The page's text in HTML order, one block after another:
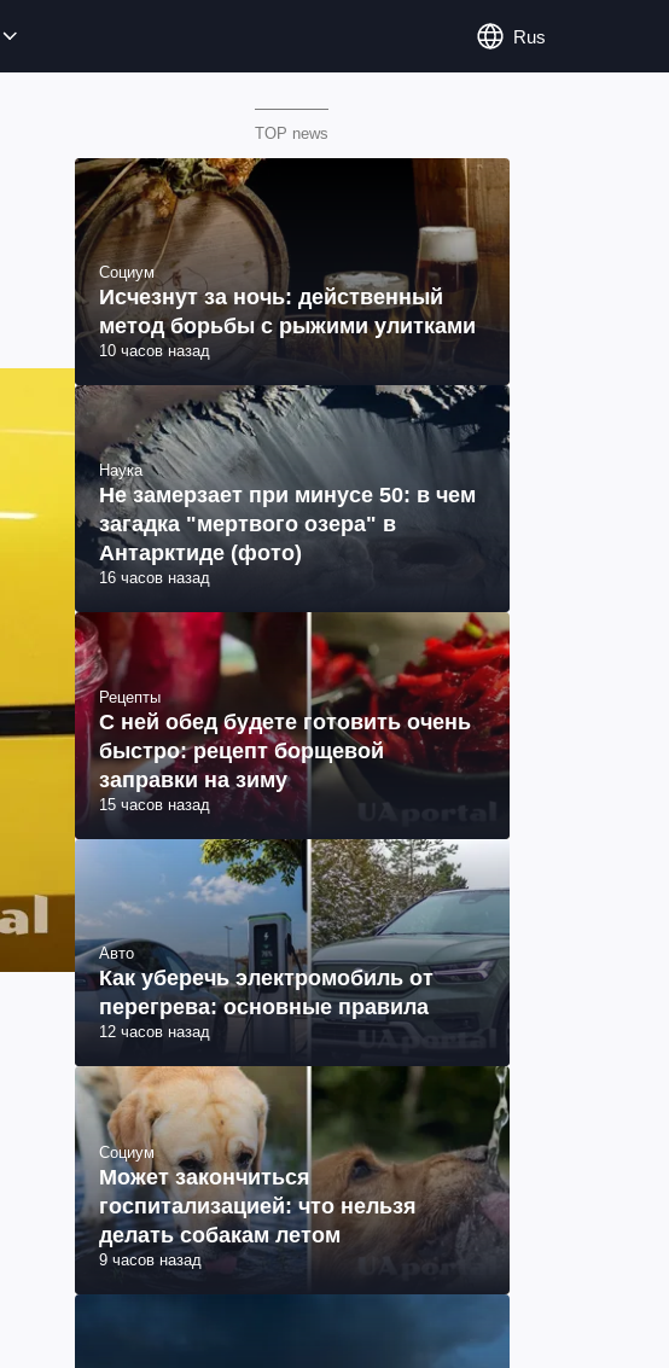
Rus
TOP news
Социум
Исчезнут за ночь: действенный
метод борьбы с рыжими улитками
10 часов назад
Наука
Не замерзает при минусе 50: в чем
загадка "мертвого озера" в
Антарктиде (фото)
16 часов назад
Рецепты
С ней обед будете готовить очень
быстро: рецепт борщевой
заправки на зиму
15 часов назад
Авто
Как уберечь электромобиль от
перегрева: основные правила
12 часов назад
Социум
Может закончиться
госпитализацией: что нельзя
делать собакам летом
9 часов назад